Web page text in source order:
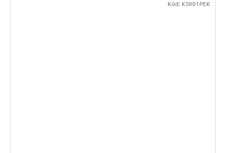
Kód: KS901PEK